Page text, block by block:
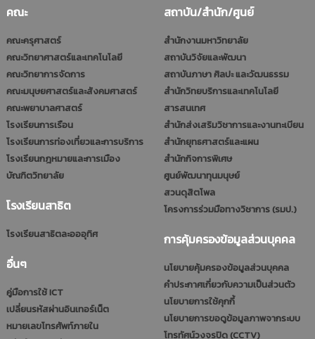
คณะ
คณะครุศาสตร์
คณะวิทยาศาสตร์และเทคโนโลยี
คณะวิทยาการจัดการ
คณะมนุษยศาสตร์และสังคมศาสตร์
คณะพยาบาลศาสตร์
โรงเรียนการเรือน
โรงเรียนการท่องเที่ยวและการบริการ
โรงเรียนกฎหมายและการเมือง
บัณฑิตวิทยาลัย
โรงเรียนสาธิต
โรงเรียนสาธิตละอออุทิศ
อื่นๆ
คู่มือการใช้ ICT
เปลี่ยนรหัสผ่านอินเทอร์เน็ต
หมายเลขโทรศัพท์ภายใน
สถาบัน/สำนัก/ศูนย์
สำนักงานมหาวิทยาลัย
สถาบันวิจัยและพัฒนา
สถาบันภาษา ศิลปะ และวัฒนธรรม
สำนักวิทยบริการและเทคโนโลยี
สารสนเทศ
สำนักส่งเสริมวิชาการและงานทะเบียน
สำนักยุทธศาสตร์และแผน
สำนักกิจการพิเศษ
ศูนย์พัฒนาทุนมนุษย์
สวนดุสิตโพล
โครงการร่วมมือทางวิชาการ (รมป.)
การคุ้มครองข้อมูลส่วนบุคคล
นโยบายคุ้มครองข้อมูลส่วนบุคคล
คำประกาศเกี่ยวกับความเป็นส่วนตัว
นโยบายการใช้คุกกี้
นโยบายการขอดูข้อมูลภาพจากระบบ
โทรทัศน์วงจรปิด (CCTV)